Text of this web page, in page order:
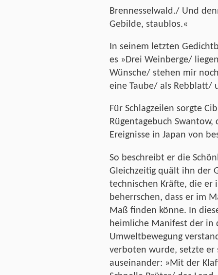
Brennesselwald./ Und
Gebilde, staublos.«
In seinem letzten
es »Drei Weinberge/
Wünsche/ stehen mir
eine Taube/ als Rebblatt/
Für Schlagzeilen sorgte
Rügentagebuch
Ereignisse in Japan von
So beschreibt er die
Gleichzeitig quält ihn der
technischen Kräfte, die er
beherrschen, dass er im
Maß finden könne. In
heimliche Manifest der in
Umweltbewegung
verboten wurde, setzte
auseinander: »Mit der